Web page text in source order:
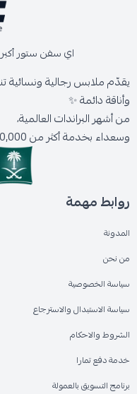
اي سفن ستور
يقدّم ملابس رجالية ونسائية
وأناقة دائمة ✨
من أشهر البراندات العالمية،
وسعداء بخدمة أكثر من 300,000 عميل حول المملكة.
روابط مهمة
المدونة
من نحن
سياسة الخصوصية
سياسة الاستبدال والاسترجاع
الشروط والاحكام
خدمة دفع تمارا
برنامج التسويق بالعمولة